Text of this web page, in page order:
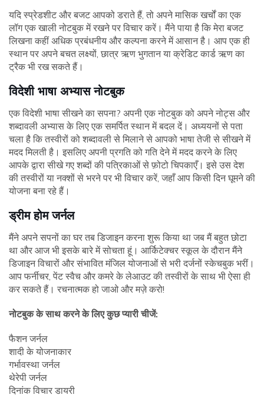
यदि स्प्रेडशीट और बजट आपको डराते हैं, तो अपने मासिक खर्चों का एक
लॉग एक खाली नोटबुक में रखने पर विचार करें। मैंने पाया है कि मेरा बजट
लिखना कहीं अधिक प्रबंधनीय और कल्पना करने में आसान है। आप एक ही
स्थान पर अपने बचत लक्ष्यों, छात्र ऋण भुगतान या क्रेडिट कार्ड ऋण का
ट्रैक भी रख सकते हैं।
विदेशी भाषा अभ्यास नोटबुक
एक विदेशी भाषा सीखने का सपना? अपनी एक नोटबुक को अपने नोट्स और
शब्दावली अभ्यास के लिए एक समर्पित स्थान में बदल दें। अध्ययनों से पता
चला है कि तस्वीरों को शब्दावली से मिलाने से आपको भाषा तेजी से सीखने में
मदद मिलती है। इसलिए अपनी प्रगति को गति देने में मदद करने के लिए
आपके द्वारा सीखे गए शब्दों की पत्रिकाओं से फ़ोटो चिपकाएँ। इसे उस देश
की तस्वीरों या नक्शों से भरने पर भी विचार करें, जहाँ आप किसी दिन घूमने की
योजना बना रहे हैं।
ड्रीम होम जर्नल
मैंने अपने सपनों का घर तब डिजाइन करना शुरू किया था जब मैं बहुत छोटा
था और आज भी इसके बारे में सोचता हूं। आर्किटेक्चर स्कूल के दौरान मैंने
डिजाइन विचारों और संभावित मंजिल योजनाओं से भरी दर्जनों स्केचबुक भरीं।
आप फर्नीचर, पेंट स्वैच और कमरे के लेआउट की तस्वीरों के साथ भी ऐसा ही
कर सकते हैं। रचनात्मक हो जाओ और मज़े करो!
नोटबुक के साथ करने के लिए कुछ प्यारी चीजें:
फैशन जर्नल
शादी के योजनाकार
गर्भावस्था जर्नल
थेरेपी जर्नल
दिनांक विचार डायरी